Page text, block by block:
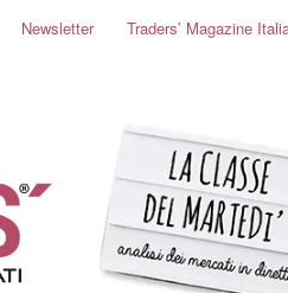
Newsletter Traders’ Magazine